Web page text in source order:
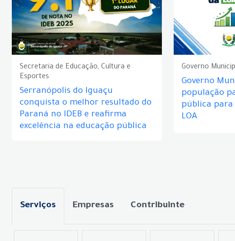
Secretaria de Educação, Cultura e
Esportes
Serranópolis do Iguaçu
conquista o melhor resultado do
Paraná no IDEB e reafirma
excelência na educação pública
Governo
Governo
população
pública para
LOA
Serviços Empresas Contribuinte